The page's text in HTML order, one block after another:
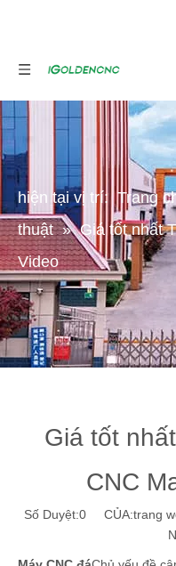
hiện tại vị trí: Trang
thuật » Giá tốt nhất
Video
Giá tốt
CNC
Số Duyệt:0CỦA:trang